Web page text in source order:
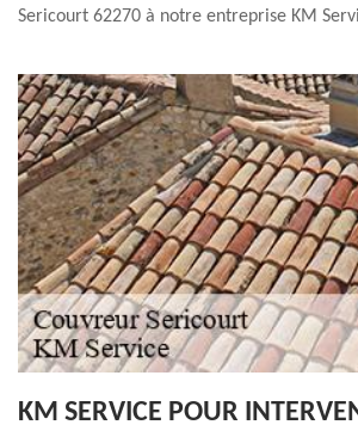
Sericourt 62270 à notre entreprise KM
KM SERVICE POUR